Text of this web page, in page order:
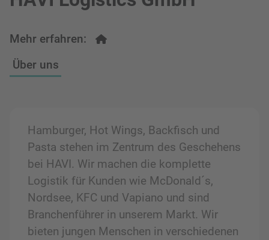
Über uns
Mehr erfahren:
Hamburger, Hot Wings, Backfisch und
Pasta stehen im Zentrum des Geschehens
bei HAVI. Wir machen die komplette
Logistik für Kunden wie McDonald´s,
Nordsee, KFC und Vapiano und sind
Branchenführer in unserem Markt. Wir
bieten jungen Menschen in verschiedenen